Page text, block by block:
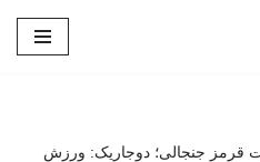
قرمز جنجالی؛ دوجاریک: ورزش